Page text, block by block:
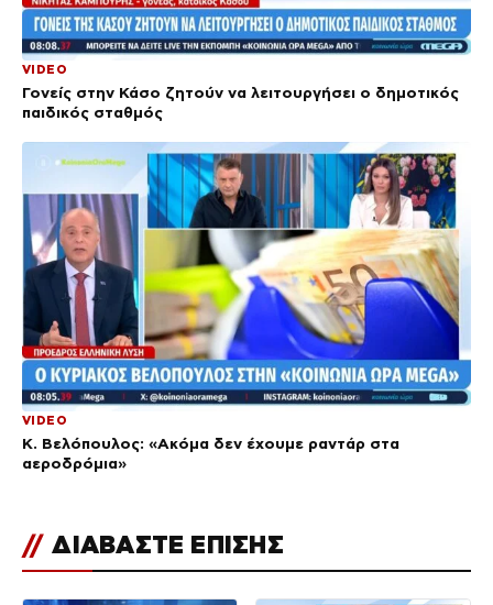
VIDEO
Γονείς στην Κάσο ζητούν να λειτουργήσει ο δημοτικός
παιδικός σταθμός
VIDEO
Κ. Βελόπουλος: «Ακόμα δεν έχουμε ραντάρ στα
αεροδρόμια»
// ΔΙΑΒΑΣΤΕ ΕΠΙΣΗΣ